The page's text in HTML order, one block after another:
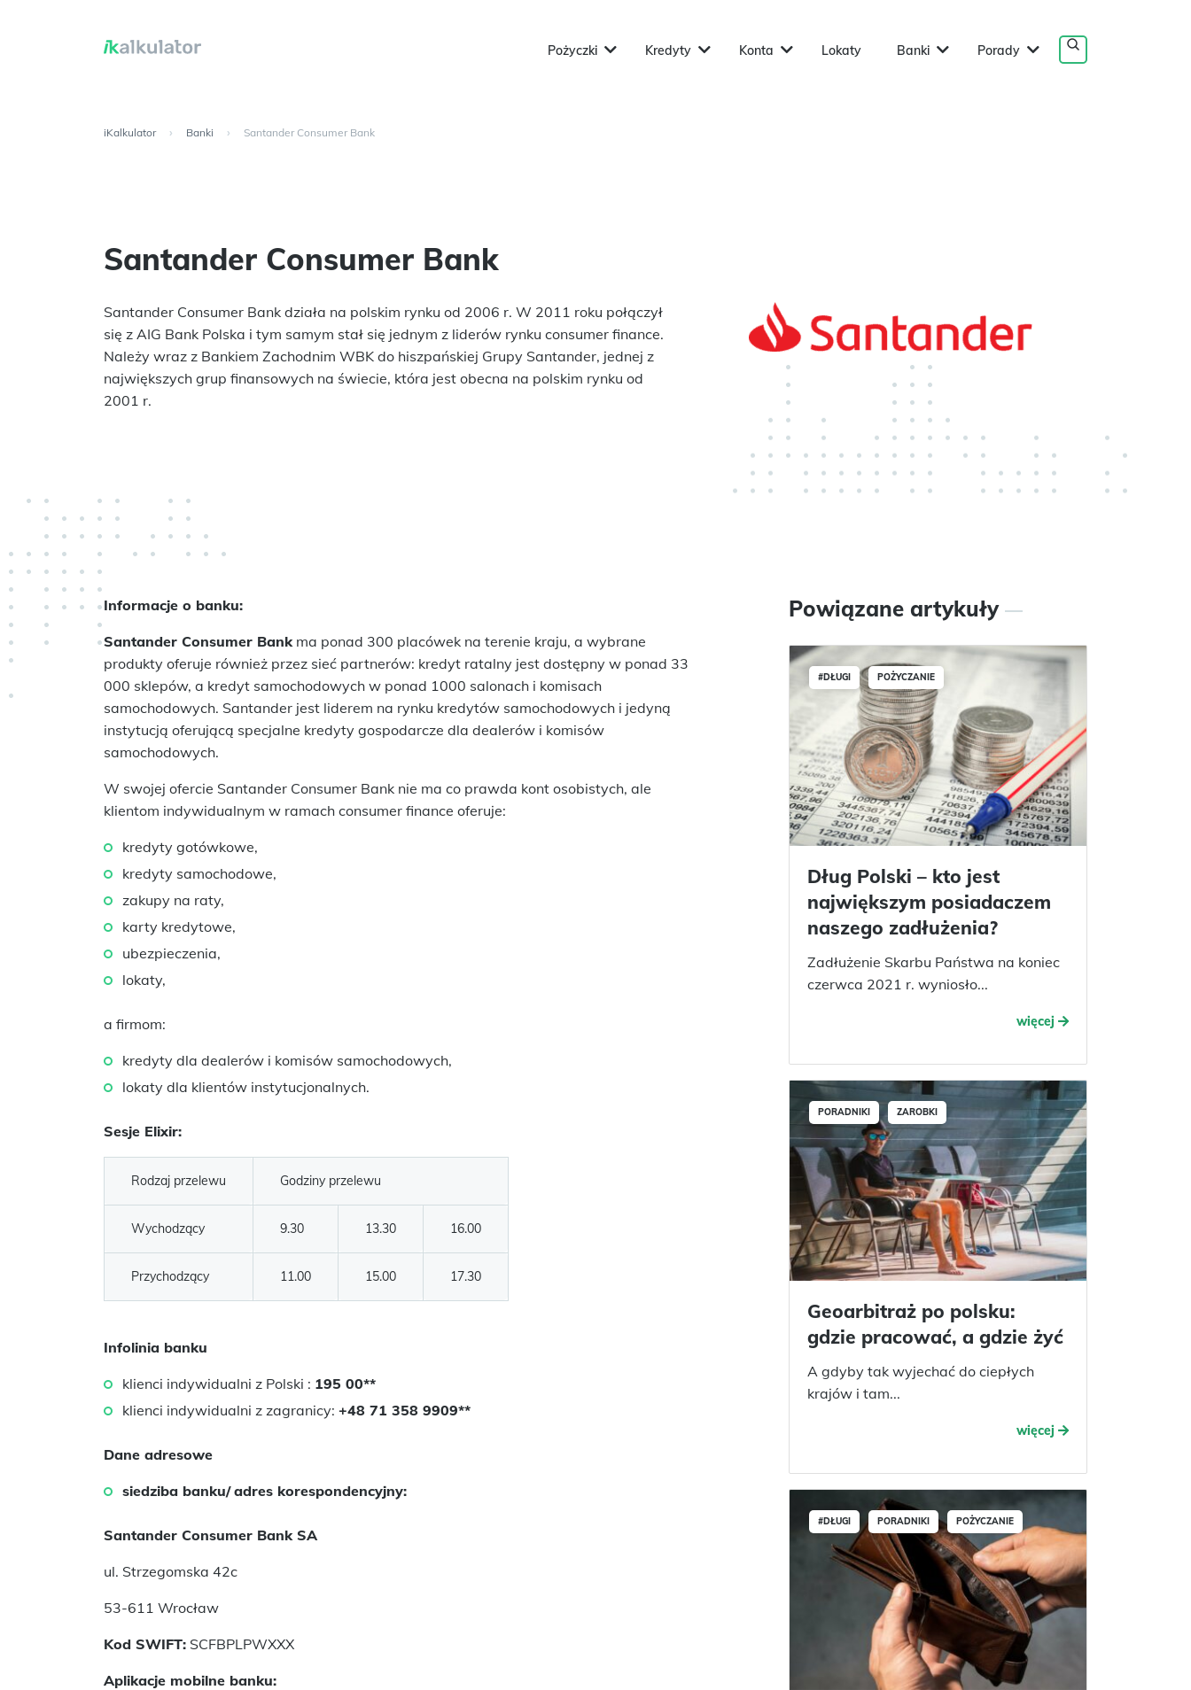
Pożyczki Kredyty Konta Lokaty Banki Porady
iKalkulator › Banki › Santander Consumer Bank
Santander Consumer Bank
Santander Consumer Bank działa na polskim rynku od 2006 r. W 2011 roku połączył
się z AIG Bank Polska i tym samym stał się jednym z liderów rynku consumer finance.
Należy wraz z Bankiem Zachodnim WBK do hiszpańskiej Grupy Santander, jednej z
największych grup finansowych na świecie, która jest obecna na polskim rynku od
2001 r.
Informacje o banku:
Santander Consumer Bank ma ponad 300 placówek na terenie kraju, a wybrane
produkty oferuje również przez sieć partnerów: kredyt ratalny jest dostępny w ponad 33
000 sklepów, a kredyt samochodowych w ponad 1000 salonach i komisach
samochodowych. Santander jest liderem na rynku kredytów samochodowych i jedyną
instytucją oferującą specjalne kredyty gospodarcze dla dealerów i komisów
samochodowych.
W swojej ofercie Santander Consumer Bank nie ma co prawda kont osobistych, ale
klientom indywidualnym w ramach consumer finance oferuje:
kredyty gotówkowe,
kredyty samochodowe,
zakupy na raty,
karty kredytowe,
ubezpieczenia,
lokaty,
a firmom:
kredyty dla dealerów i komisów samochodowych,
lokaty dla klientów instytucjonalnych.
Sesje Elixir:
Rodzaj przelewu Godziny przelewu
Wychodzący 9.30 13.30 16.00
Przychodzący 11.00 15.00 17.30
Infolinia banku
klienci indywidualni z Polski : 195 00**
klienci indywidualni z zagranicy: +48 71 358 9909**
Dane adresowe
siedziba banku/ adres korespondencyjny:
Santander Consumer Bank SA
ul. Strzegomska 42c
53-611 Wrocław
Kod SWIFT: SCFBPLPWXXX
Aplikacje mobilne banku:
Powiązane artykuły
#DŁUGI POŻYCZANIE
Dług Polski – kto jest
największym posiadaczem
naszego zadłużenia?
Zadłużenie Skarbu Państwa na koniec
czerwca 2021 r. wyniosło...
więcej
PORADNIKI ZAROBKI
Geoarbitraż po polsku:
gdzie pracować, a gdzie żyć
A gdyby tak wyjechać do ciepłych
krajów i tam...
więcej
#DŁUGI PORADNIKI POŻYCZANIE